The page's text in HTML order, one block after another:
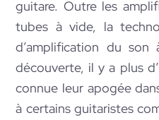
guitare. Outre les
tubes à vide, la
d’amplification du
découverte, il y a plus
connue leur apogée
à certains guitaristes